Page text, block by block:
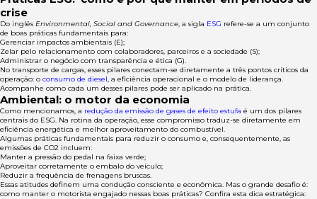
crise
Do inglês Environmental, Social and Governance, a sigla ESG refere-se a um conjunto
de boas práticas fundamentais para:
Gerenciar impactos ambientais (E);
Zelar pelo relacionamento com colaboradores, parceiros e a sociedade (S);
Administrar o negócio com transparência e ética (G).
No transporte de cargas, esses pilares conectam-se diretamente a três pontos críticos da
operação: o consumo de diesel, a eficiência operacional e o modelo de liderança.
Acompanhe como cada um desses pilares pode ser aplicado na prática.
Ambiental: o motor da economia
Como mencionamos, a redução da emissão de gases de efeito estufa é um dos pilares
centrais do ESG. Na rotina da operação, esse compromisso traduz-se diretamente em
eficiência energética e melhor aproveitamento do combustível.
Algumas práticas fundamentais para reduzir o consumo e, consequentemente, as
emissões de CO2 incluem:
Manter a pressão do pedal na faixa verde;
Aproveitar corretamente o embalo do veículo;
Reduzir a frequência de frenagens bruscas.
Essas atitudes definem uma condução consciente e econômica. Mas o grande desafio é:
como manter o motorista engajado nessas boas práticas? Confira esta dica estratégica: